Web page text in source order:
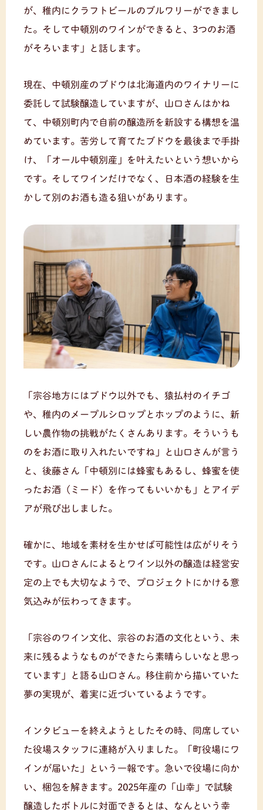
が、稚内にクラフトビールのブルワリーができまし
た。そして中頓別のワインができると、3つのお酒
がそろいます」と話します。
現在、中頓別産のブドウは北海道内のワイナリーに
委託して試験醸造していますが、山口さんはかね
て、中頓別町内で自前の醸造所を新設する構想を温
めています。苦労して育てたブドウを最後まで手掛
け、「オール中頓別産」を叶えたいという想いから
です。そしてワインだけでなく、日本酒の経験を生
かして別のお酒も造る狙いがあります。
「宗谷地方にはブドウ以外でも、猿払村のイチゴ
や、稚内のメープルシロップとホップのように、新
しい農作物の挑戦がたくさんあります。そういうも
のをお酒に取り入れたいですね」と山口さんが言う
と、後藤さん「中頓別には蜂蜜もあるし、蜂蜜を使
ったお酒（ミード）を作ってもいいかも」とアイデ
アが飛び出しました。
確かに、地域を素材を生かせば可能性は広がりそう
です。山口さんによるとワイン以外の醸造は経営安
定の上でも大切なようで、プロジェクトにかける意
気込みが伝わってきます。
「宗谷のワイン文化、宗谷のお酒の文化という、未
来に残るようなものができたら素晴らしいなと思っ
ています」と語る山口さん。移住前から描いていた
夢の実現が、着実に近づいているようです。
インタビューを終えようとしたその時、同席してい
た役場スタッフに連絡が入りました。「町役場にワ
インが届いた」という一報です。急いで役場に向か
い、梱包を解きます。2025年産の「山幸」で試験
醸造したボトルに対面できるとは、なんという幸